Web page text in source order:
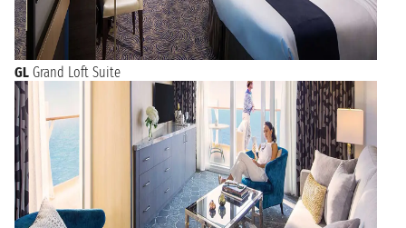
GL Grand Loft Suite